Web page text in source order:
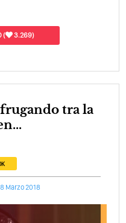
( 3.269)
Marzo 2018